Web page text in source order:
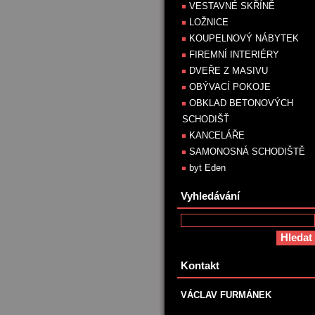
VESTAVNÉ SKŘÍNĚ
LOŽNICE
KOUPELNOVÝ NÁBYTEK
FIREMNÍ INTERIÉRY
DVEŘE Z MASIVU
OBÝVACÍ POKOJE
OBKLAD BETONOVÝCH
SCHODIŠŤ
KANCELÁŘE
SAMONOSNÁ SCHODIŠTĚ
byt Eden
Vyhledávání
Kontakt
VÁCLAV FURMÁNEK